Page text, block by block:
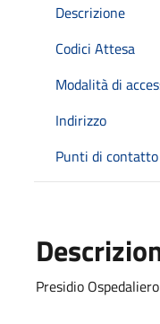
Descrizione
Codici Attesa
Modalità di
Indirizzo
Punti di contatto
Presidio